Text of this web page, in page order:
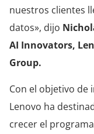
nuestros clientes
datos», dijo
AI Innovators,
Group.
Con el objetivo de
Lenovo ha
crecer el